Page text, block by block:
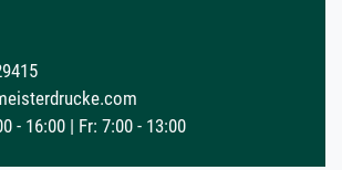
- 16:00 | Fr: 7:00 - 13:00